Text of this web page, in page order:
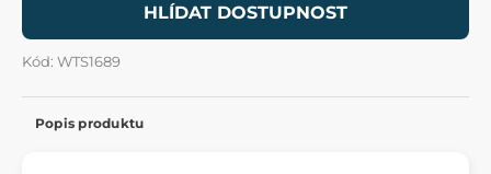
HLÍDAT DOSTUPNOST
Kód: WTS1689
Popis produktu